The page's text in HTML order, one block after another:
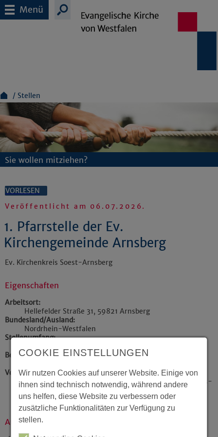
Menü
Stellen
Sie wollen mitziehen?
VORLESEN
1. Pfarrstelle der Ev.
Kirchengemeinde Arnsberg
Veröffentlicht am 06.07.2026.
Ev. Kirchenkreis Soest-Arnsberg
Eigenschaften
Arbeitsort:
Hellefelder Straße 31, 59821 Arnsberg
Bundesland/Ausland:
Nordrhein-Westfalen
Stellenumfang:
Befristung:
Voraussetzung:
Wenn es für diese Stelle Voraussetzungen zur Religions-
und Konfessionszugehörigkeit geben sollte, finden Sie
Angaben dazu in der Stellenanzeige.
Aufgabenbeschreibung
COOKIE EINSTELLUNGEN
Wir nutzen Cookies auf unserer Website. Einige von
ihnen sind technisch notwendig, während andere
uns helfen, diese Website zu verbessern oder
zusätzliche Funktionalitäten zur Verfügung zu
stellen.